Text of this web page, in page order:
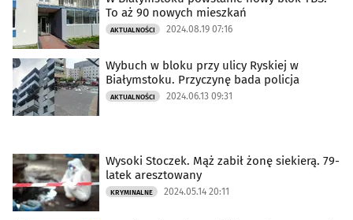
To aż 90 nowych mieszkań
AKTUALNOŚCI 2024.08.19 07:16
Wybuch w bloku przy ulicy Ryskiej w
Białymstoku. Przyczynę bada policja
AKTUALNOŚCI 2024.06.13 09:31
Wysoki Stoczek. Mąż zabił żonę siekierą. 79-
latek aresztowany
KRYMINALNE 2024.05.14 20:11